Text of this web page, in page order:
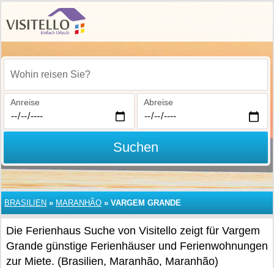
Wohin reisen Sie?
Anreise Abreise
Suchen
BRASILIEN » MARANHÃO » VARGEM GRANDE
Die Ferienhaus Suche von Visitello zeigt für Vargem
Grande günstige Ferienhäuser und Ferienwohnungen
zur Miete. (Brasilien, Maranhão, Maranhão)